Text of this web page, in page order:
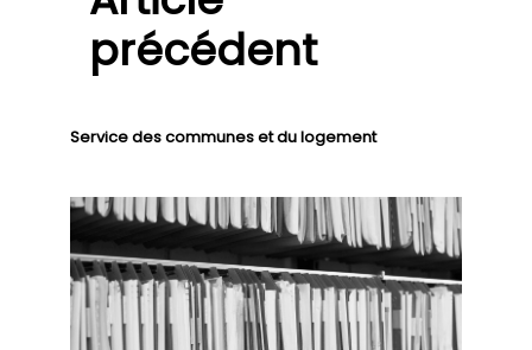
précédent
Service des communes et du logement